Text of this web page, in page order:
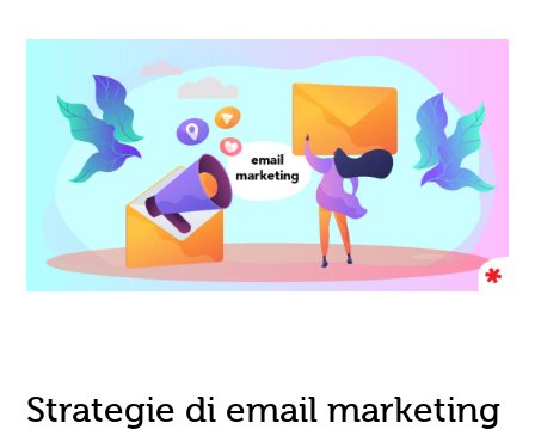
Strategie di email marketing